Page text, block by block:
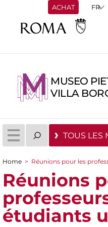
ACHAT
MUSEO
VILLA
TOUS LES
You are here
Home > Réunions pour les
Réunions
étudiants